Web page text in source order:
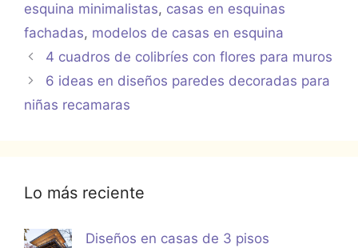
esquina minimalistas, casas en esquinas
fachadas, modelos de casas en esquina
4 cuadros de colibríes con flores para muros
6 ideas en diseños paredes decoradas para
niñas recamaras
Lo más reciente
Diseños en casas de 3 pisos